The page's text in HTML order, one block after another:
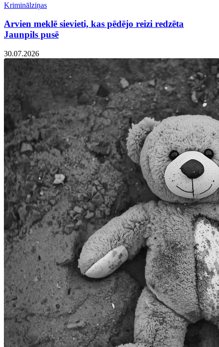
Kriminālziņas
Arvien meklē sievieti, kas pēdējo reizi redzēta
Jaunpils pusē
30.07.2026